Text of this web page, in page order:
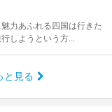
力あふれる四国は行きた
しようという方...
と見る